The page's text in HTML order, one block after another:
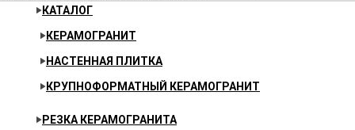
КАТАЛОГ
КЕРАМОГРАНИТ
НАСТЕННАЯ ПЛИТКА
КРУПНОФОРМАТНЫЙ КЕРАМОГРАНИТ
РЕЗКА КЕРАМОГРАНИТА